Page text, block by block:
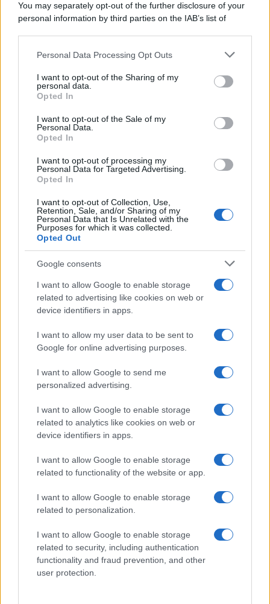
You may separately opt-out of the further disclosure of your
personal information by third parties on the IAB’s list of
This information may also be disclosed by us to third parties
disclose it to other third parties.
Please note that this website/app uses one or more Google
services and may gather and store information including but
not limited to your visit or usage behaviour. You may click to
grant or deny consent to Google and its third-party tags to
consent section.
Personal Data Processing Opt Outs
I want to opt-out of the Sharing of my
personal data.
Opted In
I want to opt-out of the Sale of my
Personal Data.
Opted In
I want to opt-out of processing my
Personal Data for Targeted Advertising.
Opted In
I want to opt-out of Collection, Use,
Retention, Sale, and/or Sharing of my
Personal Data that Is Unrelated with the
Purposes for which it was collected.
Opted Out
Google consents
I want to allow Google to enable storage
related to advertising like cookies on web or
device identifiers in apps.
I want to allow my user data to be sent to
Google for online advertising purposes.
I want to allow Google to send me
personalized advertising.
I want to allow Google to enable storage
related to analytics like cookies on web or
device identifiers in apps.
I want to allow Google to enable storage
related to functionality of the website or app.
I want to allow Google to enable storage
related to personalization.
I want to allow Google to enable storage
related to security, including authentication
functionality and fraud prevention, and other
user protection.